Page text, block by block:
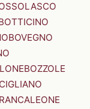
BOVEGNO
BOZZOLE